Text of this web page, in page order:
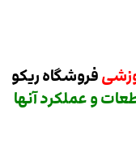
فروشگاه ریکو
و عملکرد آنها